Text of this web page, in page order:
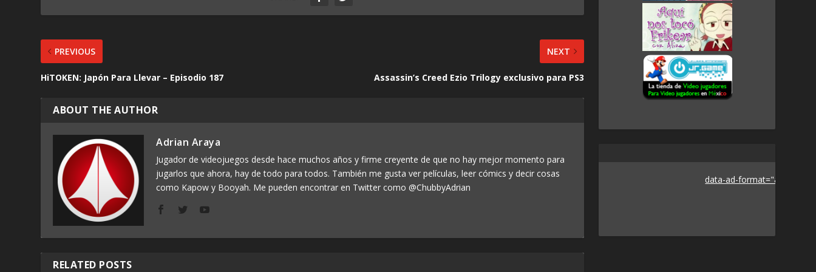
PREVIOUS
HiTOKEN: Japón Para Llevar – Episodio 187
NEXT
Assassin’s Creed Ezio Trilogy exclusivo para PS3
ABOUT THE AUTHOR
Adrian Araya
Jugador de videojuegos desde hace muchos años y firme creyente de que no hay mejor momento para
jugarlos que ahora, hay de todo para todos. También me gusta ver películas, leer cómics y decir cosas
como Kapow y Booyah. Me pueden encontrar en Twitter como @ChubbyAdrian
RELATED POSTS
data-ad-format="auto">